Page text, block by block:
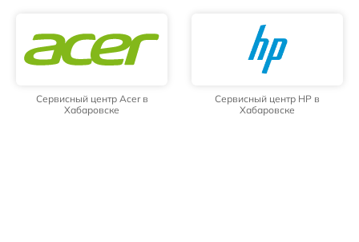
Сервисный центр Acer в
Хабаровске
Сервисный центр HP в
Хабаровске